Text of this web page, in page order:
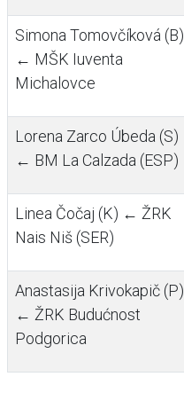
Simona Tomovčíková (B)
← MŠK Iuventa
Michalovce
Lorena Zarco Úbeda (S)
← BM La Calzada (ESP)
Linea Čočaj (K) ← ŽRK
Nais Niš (SER)
Anastasija Krivokapič (P)
← ŽRK Budućnost
Podgorica